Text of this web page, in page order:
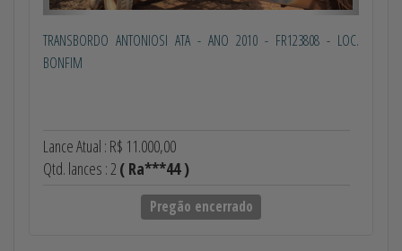
TRANSBORDO ANTONIOSI ATA - ANO 2010 - FR123808 - LOC.
BONFIM
Lance Atual : R$ 11.000,00
Qtd. lances : 2 ( Ra***44 )
Pregão encerrado